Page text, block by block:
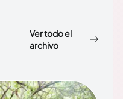
Ver todo el
archivo